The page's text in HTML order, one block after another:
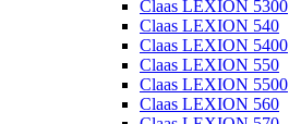
Claas LEXION 5300
Claas LEXION 540
Claas LEXION 5400
Claas LEXION 550
Claas LEXION 5500
Claas LEXION 560